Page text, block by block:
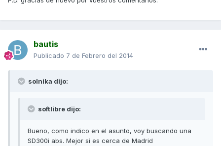
bautis
Publicado 7 de Febrero del 2014
solnika dijo:
softlibre dijo:
Bueno, como indico en el asunto, voy buscando una
SD300i abs. Mejor si es cerca de Madrid